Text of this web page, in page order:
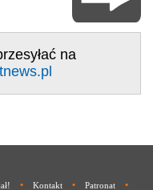
na
• Kontakt • Patronat •